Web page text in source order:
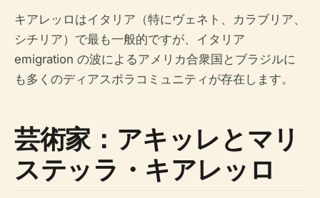
キアレッロはイタリア（特にヴェネト、カラブリア、
シチリア）で最も一般的ですが、イタリア
emigration の波によるアメリカ合衆国とブラジルに
も多くのディアスポラコミュニティが存在します。
芸術家：アキッレとマリ
ステッラ・キアレッロ